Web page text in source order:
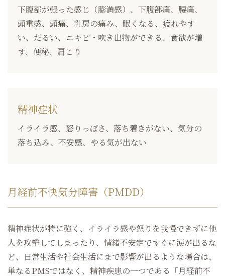
下腹部が張った感じ（膨満感）、下腹部痛、腰痛、
頭重感、頭痛、乳房の痛み、眠くなる、疲れやす
い、だるい、ニキビ・吹き出物ができる、食欲が増
す、便秘、肩こり
精神症状
イライラ感、怒りっぽさ、落ち着きがない、気分の
落ち込み、不安感、やる気が出ない
月経前不快気分障害（PMDD）
精神症状が特に強く、イライラ感や怒りを我慢できずに他
人を攻撃してしまったり、情緒不安定ですぐに涙が出るな
ど、日常生活や社会生活にまで影響が出るような場合は、
単なるPMSではなく、精神疾患の一つである「月経前不